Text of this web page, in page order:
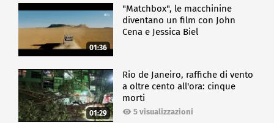
01:36
"Matchbox", le macchinine
diventano un film con John
Cena e Jessica Biel
01:29
Rio de Janeiro, raffiche di vento
a oltre cento all'ora: cinque
morti
5 visualizzazioni